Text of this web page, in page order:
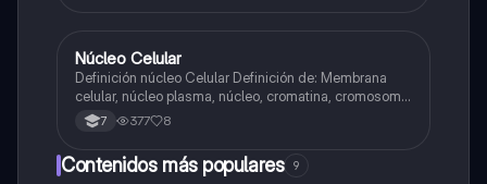
Biologia
Núcleo Celular
Definición núcleo Celular Definición de: Membrana
celular, núcleo plasma, núcleo, cromatina, cromosoma
Interfase Fases de la interfase
7 377 8
Contenidos más populares 9